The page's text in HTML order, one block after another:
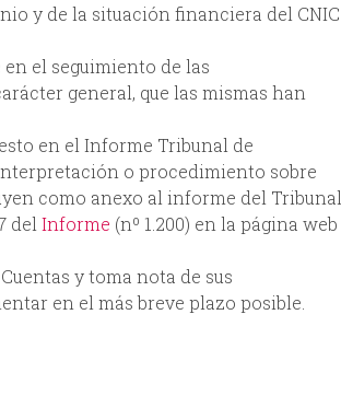
y de la situación financiera del CNIC
el seguimiento de las
general, que las mismas han
en el Informe Tribunal de
o procedimiento sobre
como anexo al informe del Tribunal
del Informe (nº 1.200) en la página web
y toma nota de sus
en el más breve plazo posible.